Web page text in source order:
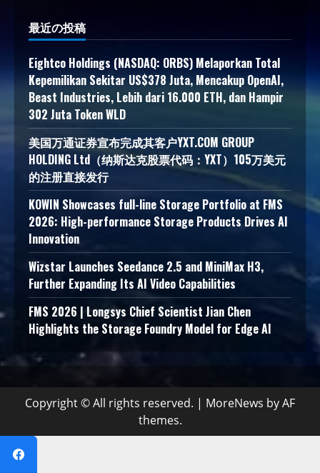
最近の投稿
Eightco Holdings (NASDAQ: ORBS) Melaporkan Total
Kepemilikan Sekitar US$378 Juta, Mencakup OpenAI,
Beast Industries, Lebih dari 16.000 ETH, dan Hampir
302 Juta Token WLD
美国万通证券宣布完成其客户YXT.COM GROUP
HOLDING Ltd（纳斯达克股票代码：YXT）105万美元
的注册直接发行
KOWIN Showcases full-line Storage Portfolio at FMS
2026: High-performance Storage Products Drives AI
Innovation
Wizstar Launches Seedance 2.5 and MiniMax H3,
Further Expanding Its AI Video Capabilities
FMS 2026 | Longsys Chief Scientist Jian Chen
Highlights the Storage Foundry Model for Edge AI
Copyright © All rights reserved. | MoreNews by AF
themes.